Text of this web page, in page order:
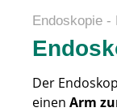
Endoskopie -
Der
einen Arm